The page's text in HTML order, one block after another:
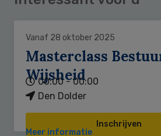
Vanaf 28 oktober 2025
Masterclass
Wijsheid
00:00 - 00:00
Den Dolder
Inschrijven
Meer informatie